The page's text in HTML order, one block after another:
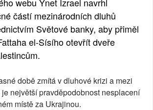
částí mezinárodních dluhů
Světové banky, aby přiměl
el-Sísího otevřít dveře
době zmítá v dluhové krizi a mezi
největší pravděpodobnost nesplacení
místě za Ukrajinou.